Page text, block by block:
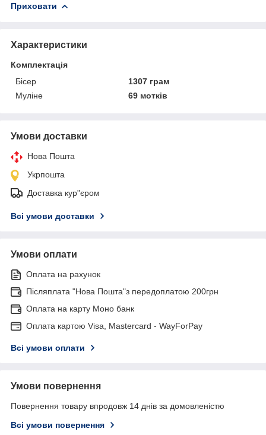
Приховати
Характеристики
Комплектація
Бісер
1307 грам
Муліне
69 мотків
Умови доставки
Нова Пошта
Укрпошта
Доставка кур"єром
Всі умови доставки
Умови оплати
Оплата на рахунок
Післяплата "Нова Пошта"з передоплатою 200грн
Оплата на карту Моно банк
Оплата картою Visa, Mastercard - WayForPay
Всі умови оплати
Умови повернення
Повернення товару впродовж 14 днів за домовленістю
Всі умови повернення